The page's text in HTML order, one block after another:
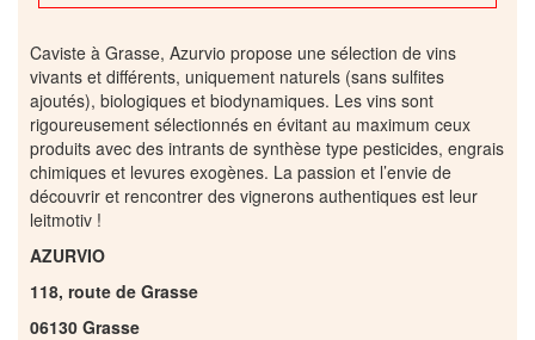
Caviste à Grasse, Azurvio propose une sélection de vins
vivants et différents, uniquement naturels (sans sulfites
ajoutés), biologiques et biodynamiques. Les vins sont
rigoureusement sélectionnés en évitant au maximum ceux
produits avec des intrants de synthèse type pesticides, engrais
chimiques et levures exogènes. La passion et l’envie de
découvrir et rencontrer des vignerons authentiques est leur
leitmotiv !
AZURVIO
118, route de Grasse
06130 Grasse